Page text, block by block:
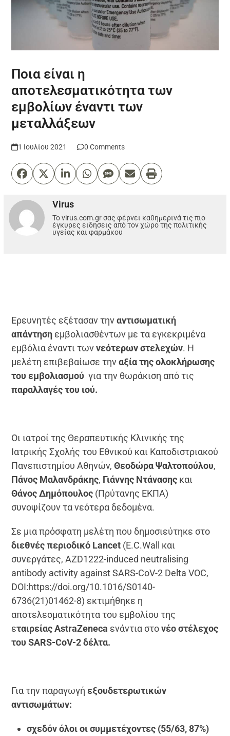
Ποια είναι η
αποτελεσματικότητα των
εμβολίων έναντι των
μεταλλάξεων
1 Ιουλίου 2021 0 Comments
Virus
Το virus.com.gr σας φέρνει καθημερινά τις πιο
έγκυρες ειδησεις από τον χώρο της πολιτικής
υγείας και φαρμάκου
Ερευνητές εξέτασαν τηναντισωματική
απάντηση εμβολιασθέντων με τα εγκεκριμένα
εμβόλια έναντι τωννεότερων στελεχών. Η
μελέτη επιβεβαίωσε τηναξία της ολοκλήρωσης
του εμβολιασμούγια την θωράκιση από τις
παραλλαγές του ιού.
Οι ιατροί της Θεραπευτικής Κλινικής της
Ιατρικής Σχολής του Εθνικού και Καποδιστριακού
Πανεπιστημίου Αθηνών,Θεοδώρα Ψαλτοπούλου,
Πάνος Μαλανδράκης, Γιάννης Ντάνασης και
Θάνος Δημόπουλος (Πρύτανης ΕΚΠΑ)
συνοψίζουν τα νεότερα δεδομένα.
Σε μια πρόσφατη μελέτη που δημοσιεύτηκε στο
διεθνές περιοδικό Lancet (E.C.Wall και
συνεργάτες, AZD1222-induced neutralising
antibody activity against SARS-CoV-2 Delta VOC,
DOI:https://doi.org/10.1016/S0140-
6736(21)01462-8) εκτιμήθηκε η
αποτελεσματικότητα του εμβολίου της
εταιρείας AstraZeneca ενάντια στονέο στέλεχος
του SARS-CoV-2 δέλτα.
Για την παραγωγή εξουδετερωτικών
αντισωμάτων:
σχεδόν όλοι οι συμμετέχοντες (55/63, 87%)